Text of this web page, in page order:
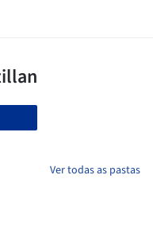
Ver todas as pastas